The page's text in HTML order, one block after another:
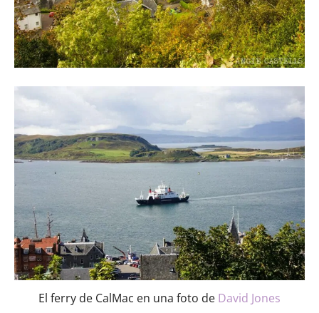
El ferry de CalMac en una foto de David Jones